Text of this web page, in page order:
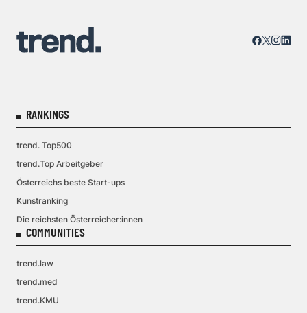
RANKINGS
trend. Top500
trend.Top Arbeitgeber
Österreichs beste Start-ups
Kunstranking
Die reichsten Österreicher:innen
COMMUNITIES
trend.law
trend.med
trend.KMU